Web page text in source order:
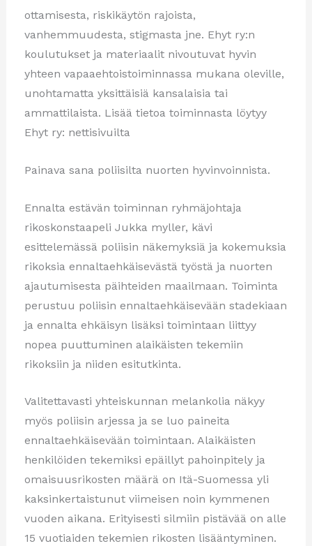
ottamisesta, riskikäytön rajoista,
vanhemmuudesta, stigmasta jne. Ehyt ry:n
koulutukset ja materiaalit nivoutuvat hyvin
yhteen vapaaehtoistoiminnassa mukana oleville,
unohtamatta yksittäisiä kansalaisia tai
ammattilaista. Lisää tietoa toiminnasta löytyy
Ehyt ry: nettisivuilta
Painava sana poliisilta nuorten hyvinvoinnista.
Ennalta estävän toiminnan ryhmäjohtaja
rikoskonstaapeli Jukka myller, kävi
esittelemässä poliisin näkemyksiä ja kokemuksia
rikoksia ennaltaehkäisevästä työstä ja nuorten
ajautumisesta päihteiden maailmaan. Toiminta
perustuu poliisin ennaltaehkäisevään stadekiaan
ja ennalta ehkäisyn lisäksi toimintaan liittyy
nopea puuttuminen alaikäisten tekemiin
rikoksiin ja niiden esitutkinta.
Valitettavasti yhteiskunnan melankolia näkyy
myös poliisin arjessa ja se luo paineita
ennaltaehkäisevään toimintaan. Alaikäisten
henkilöiden tekemiksi epäillyt pahoinpitely ja
omaisuusrikosten määrä on Itä-Suomessa yli
kaksinkertaistunut viimeisen noin kymmenen
vuoden aikana. Erityisesti silmiin pistävää on alle
15 vuotiaiden tekemien rikosten lisääntyminen.